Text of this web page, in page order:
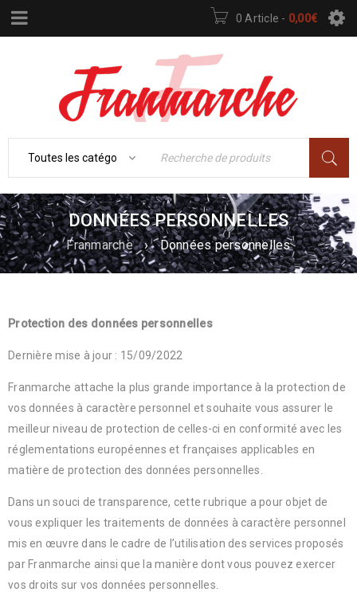
0 Article - 0,00€
DONNÉES PERSONNELLES
Franmarche › Données personnelles
Protection des données personnelles
Dernière mise à jour : 15/09/2022
Franmarche attache la plus grande importance à la protection de
vos données à caractère personnel et souhaite vous assurer le
meilleur niveau de protection de celles-ci en conformité avec les
réglementations européennes et françaises applicables en
matière de protection des données personnelles.
Dans un souci de transparence, cette rubrique a pour objet de
vous expliquer les traitements de données à caractère personnel
mis en œuvre dans le cadre de l’utilisation des services proposés
par Franmarche ainsi que la manière dont vous pouvez exercer
vos droits sur vos données personnelles.